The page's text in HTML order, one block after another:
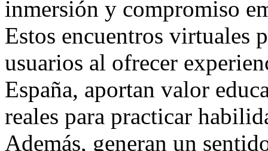
inmersión y compromiso
Estos encuentros virtuales
usuarios al ofrecer
España, aportan valor
reales para practicar
Además, generan un